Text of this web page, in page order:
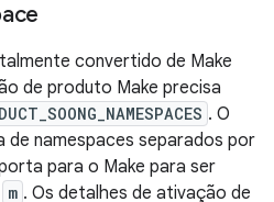
convertido de Make
de produto Make precisa
. O
de namespaces separados por
para o Make para ser
m . Os detalhes de ativação de